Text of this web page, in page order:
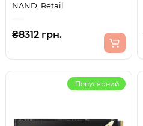
NAND, Retail
₴8312 грн.
Популярний